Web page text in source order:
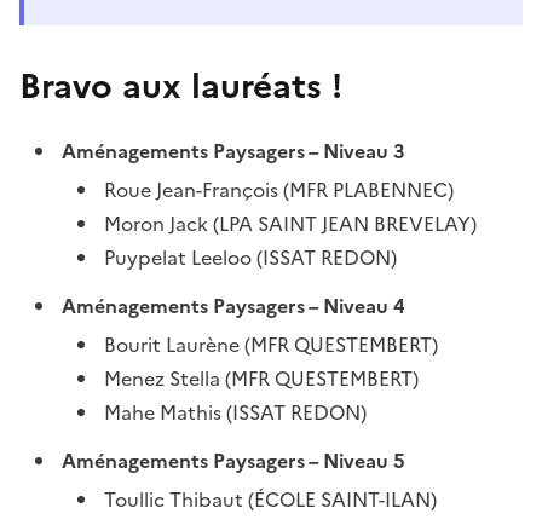
Bravo aux lauréats !
Aménagements Paysagers – Niveau 3
Roue Jean-François (MFR PLABENNEC)
Moron Jack (LPA SAINT JEAN BREVELAY)
Puypelat Leeloo (ISSAT REDON)
Aménagements Paysagers – Niveau 4
Bourit Laurène (MFR QUESTEMBERT)
Menez Stella (MFR QUESTEMBERT)
Mahe Mathis (ISSAT REDON)
Aménagements Paysagers – Niveau 5
Toullic Thibaut (ÉCOLE SAINT-ILAN)